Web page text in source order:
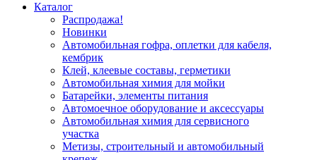
Каталог
Распродажа!
Новинки
Автомобильная гофра, оплетки для кабеля,
кембрик
Клей, клеевые составы, герметики
Автомобильная химия для мойки
Батарейки, элементы питания
Автомоечное оборудование и аксессуары
Автомобильная химия для сервисного
участка
Метизы, строительный и автомобильный